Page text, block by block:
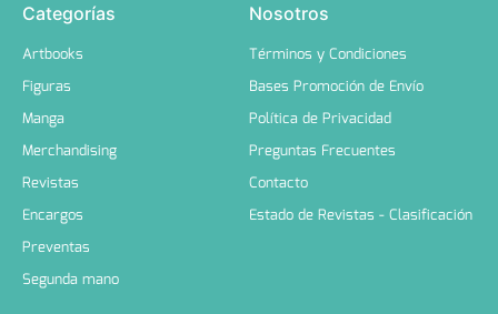
Categorías
Artbooks
Figuras
Manga
Merchandising
Revistas
Encargos
Preventas
Segunda mano
Nosotros
Términos y Condiciones
Bases Promoción de Envío
Política de Privacidad
Preguntas Frecuentes
Contacto
Estado de Revistas - Clasificación